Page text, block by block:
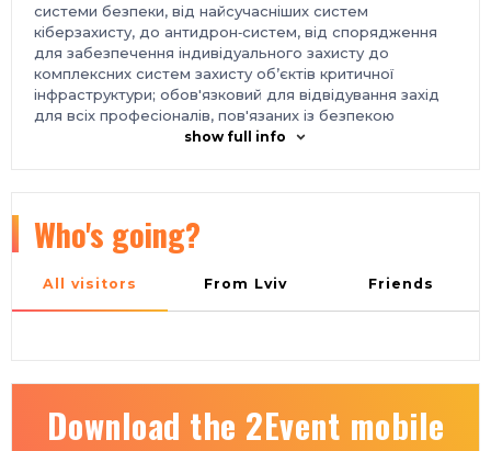
системи безпеки, від найсучасніших систем
кіберзахисту, до антидрон‑систем, від спорядження
для забезпечення індивідуального захисту до
комплексних систем захисту об’єктів критичної
інфраструктури; обов'язковий для відвідування захід
для всіх професіоналів, пов'язаних із безпекою
громадян та держави, інфраструктури та режимних
форум» найкраще місце для прем'єрних показів та
презентацій - професійне відвідування, увага
від метро; безпечний простір - у разі виникнення
систем безпеки охоронні компанії менеджери з
підприємств різних сфер економіки, режимних об'єктів
show full info
Who's going?
All visitors From Lviv Friends
Download the 2Event mobile